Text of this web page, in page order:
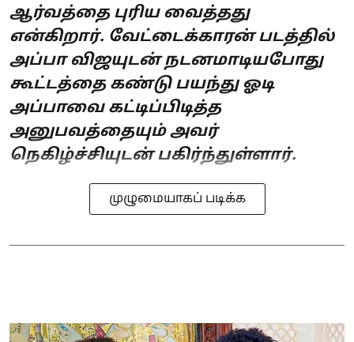
ஆர்வத்தை புரிய வைத்தது
என்கிறார். வேட்டைக்காரன் படத்தில்
அப்பா விஜயுடன் நடனமாடியபோது
கூட்டத்தை கண்டு பயந்து ஓடி
அப்பாவை கட்டிப்பிடித்த
அனுபவத்தையும் அவர்
நெகிழ்ச்சியுடன் பகிர்ந்துள்ளார்.
முழுமையாகப் படிக்க